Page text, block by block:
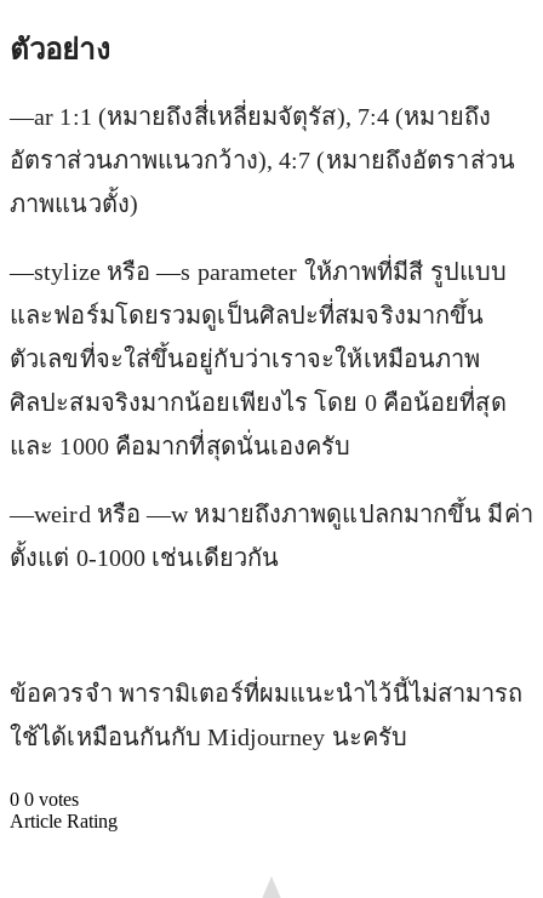
ตัวอย่าง
—ar 1:1 (หมายถึงสี่เหลี่ยมจัตุรัส), 7:4 (หมายถึง
อัตราส่วนภาพแนวกว้าง), 4:7 (หมายถึงอัตราส่วน
ภาพแนวตั้ง)
—stylize หรือ —s parameter ให้ภาพที่มีสี รูปแบบ
และฟอร์มโดยรวมดูเป็นศิลปะที่สมจริงมากขึ้น
ตัวเลขที่จะใส่ขึ้นอยู่กับว่าเราจะให้เหมือนภาพ
ศิลปะสมจริงมากน้อยเพียงไร โดย 0 คือน้อยที่สุด
และ 1000 คือมากที่สุดนั่นเองครับ
—weird หรือ —w หมายถึงภาพดูแปลกมากขึ้น มีค่า
ตั้งแต่ 0-1000 เช่นเดียวกัน
ข้อควรจำ พารามิเตอร์ที่ผมแนะนำไว้นี้ไม่สามารถ
ใช้ได้เหมือนกันกับ Midjourney นะครับ
0 0 votes
Article Rating